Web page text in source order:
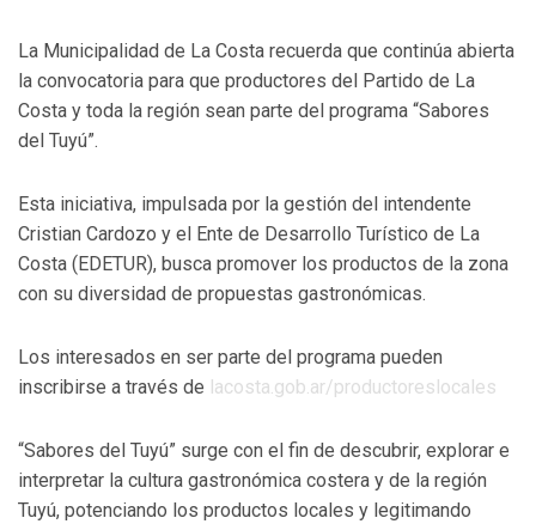
La Municipalidad de La Costa recuerda que continúa abierta
la convocatoria para que productores del Partido de La
Costa y toda la región sean parte del programa “Sabores
del Tuyú”.
Esta iniciativa, impulsada por la gestión del intendente
Cristian Cardozo y el Ente de Desarrollo Turístico de La
Costa (EDETUR), busca promover los productos de la zona
con su diversidad de propuestas gastronómicas.
Los interesados en ser parte del programa pueden
inscribirse a través de lacosta.gob.ar/productoreslocales
“Sabores del Tuyú” surge con el fin de descubrir, explorar e
interpretar la cultura gastronómica costera y de la región
Tuyú, potenciando los productos locales y legitimando